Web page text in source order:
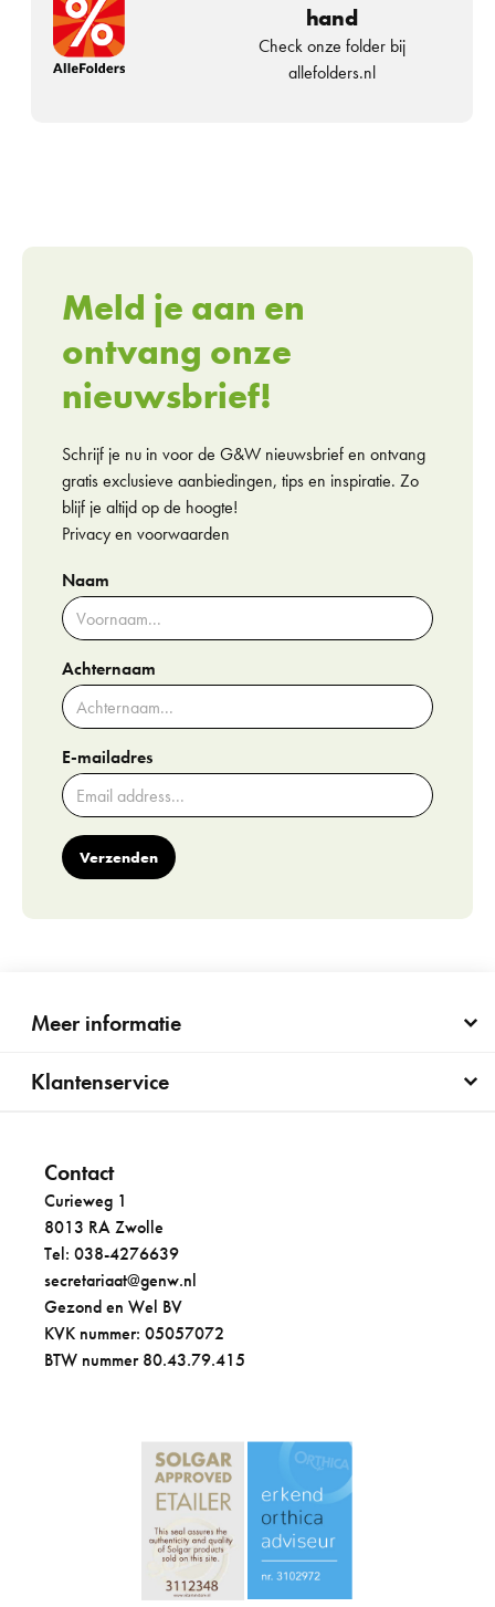
hand
Check onze folder bij
allefolders.nl
Meld je aan en
ontvang onze
nieuwsbrief!
Schrijf je nu in voor de G&W nieuwsbrief en ontvang
gratis exclusieve aanbiedingen, tips en inspiratie. Zo
blijf je altijd op de hoogte!
Privacy en voorwaarden
Naam
Achternaam
E-mailadres
Verzenden
Meer informatie
Klantenservice
Contact
Curieweg 1
8013 RA Zwolle
Tel: 038-4276639
secretariaat@genw.nl
Gezond en Wel BV
KVK nummer: 05057072
BTW nummer 80.43.79.415